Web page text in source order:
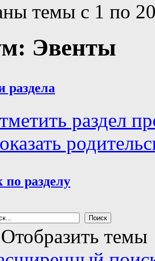
темы с 1 по
Эвенты
раздела
раздел
по разделу
Отобразить темы